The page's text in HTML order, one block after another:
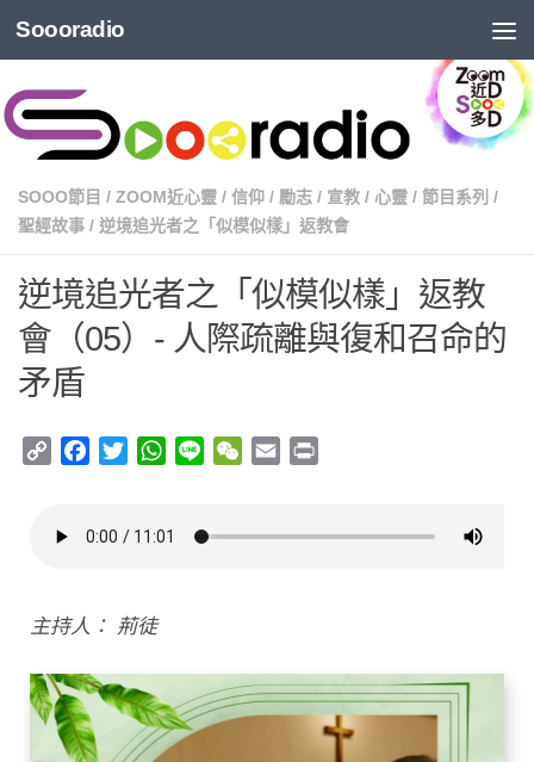
Soooradio
SOOO節目 / ZOOM近心靈 / 信仰 / 勵志 / 宣教 / 心靈 / 節目系列 /
聖經故事 / 逆境追光者之「似模似樣」返教會
逆境追光者之「似模似樣」返教
會（05）- 人際疏離與復和召命的
矛盾
Copy
Facebook
TwitterWhatsApp
Line WeChat
Email
主持人： 荊徒